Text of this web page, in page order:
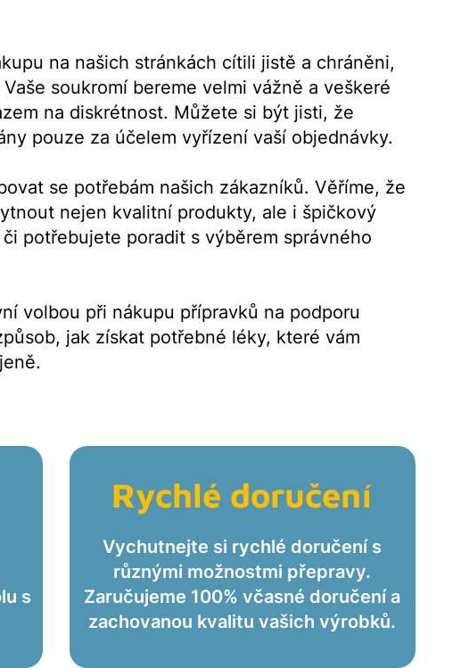
na našich stránkách cítili jistě a chráněni,
soukromí bereme velmi vážně a veškeré
na diskrétnost. Můžete si být jisti, že
pouze za účelem vyřízení vaší objednávky.
se potřebám našich zákazníků. Věříme, že
nejen kvalitní produkty, ale i špičkový
potřebujete poradit s výběrem správného
volbou při nákupu přípravků na podporu
jak získat potřebné léky, které vám
s
Rychlé doručení
Vychutnejte si rychlé doručení s
různými možnostmi přepravy.
Zaručujeme 100% včasné doručení a
zachovanou kvalitu vašich výrobků.